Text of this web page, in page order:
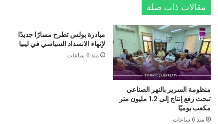
مقالات ذات صلة
منظومة السرير بالنهر الصناعي
تبحث رفع إنتاج إلى 1.2 مليون متر
مكعب يوميًا
منذ 6 ساعات
مبادرة بولس تطرح مسارًا جديدًا
لإنهاء الانسداد السياسي في ليبيا
منذ 6 ساعات